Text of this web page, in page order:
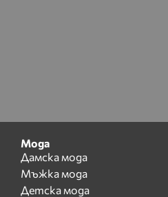
Мода
Дамска мода
Мъжка мода
Детска мода